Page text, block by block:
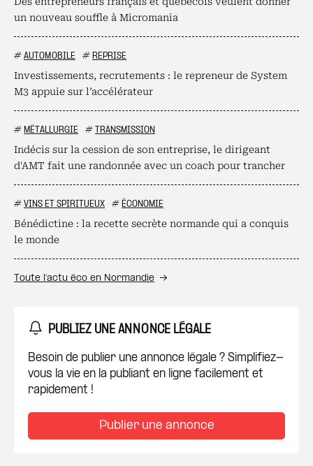
un nouveau souffle à Micromania
# AUTOMOBILE # REPRISE
Investissements, recrutements : le repreneur de System
M3 appuie sur l’accélérateur
# MÉTALLURGIE # TRANSMISSION
Indécis sur la cession de son entreprise, le dirigeant
d'AMT fait une randonnée avec un coach pour trancher
# VINS ET SPIRITUEUX # ÉCONOMIE
Bénédictine : la recette secrète normande qui a conquis
le monde
Toute l’actu éco en Normandie
PUBLIEZ UNE ANNONCE LÉGALE
Besoin de publier une annonce légale ? Simplifiez-
vous la vie en la publiant en ligne facilement et
rapidement !
Publier une annonce